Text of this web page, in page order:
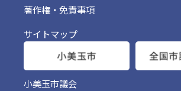
小美玉市議会
著作権・免責事項
サイトマップ